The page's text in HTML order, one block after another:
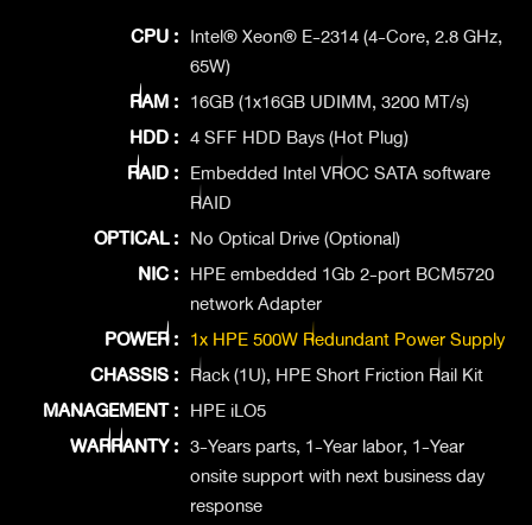
CPU : Intel® Xeon® E-2314 (4-Core, 2.8 GHz,
65W)
RAM : 16GB (1x16GB UDIMM, 3200 MT/s)
HDD : 4 SFF HDD Bays (Hot Plug)
RAID : Embedded Intel VROC SATA software
RAID
OPTICAL : No Optical Drive (Optional)
NIC : HPE embedded 1Gb 2-port BCM5720
network Adapter
POWER : 1x HPE 500W Redundant Power Supply
CHASSIS : Rack (1U), HPE Short Friction Rail Kit
MANAGEMENT : HPE iLO5
WARRANTY : 3-Years parts, 1-Year labor, 1-Year
onsite support with next business day
response